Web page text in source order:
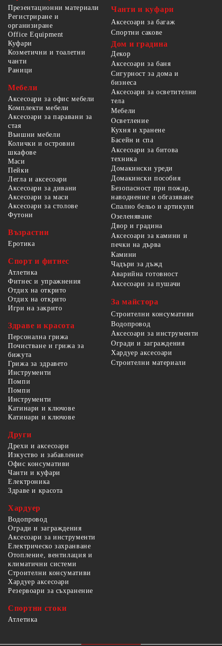
Презентационни материали
Регистриране и
организиране
Office Equipment
Чанти и куфари
Аксесоари за багаж
Спортни сакове
Куфари
Козметични и тоалетни
чанти
Раници
Мебели
Аксесоари за офис мебели
Комплекти мебели
Аксесоари за паравани за
стая
Външни мебели
Колички и островни
шкафове
Маси
Пейки
Легла и аксесоари
Аксесоари за дивани
Аксесоари за маси
Аксесоари за столове
Футони
Възрастни
Еротика
Спорт и фитнес
Атлетика
Фитнес и упражнения
Отдих на открито
Отдих на открито
Игри на закрито
Здраве и красота
Персонална грижа
Почистване и грижа за
бижута
Грижа за здравето
Дом и градина
Декор
Аксесоари за баня
Сигурност за дома и
бизнеса
Аксесоари за осветителни
тела
Мебели
Осветление
Кухня и хранене
Басейн и спа
Аксесоари за битова
техника
Домакински уреди
Домакински пособия
Безопасност при пожар,
наводнение и обгазяване
Спално бельо и артикули
Озеленяване
Двор и градина
Аксесоари за камини и
печки на дърва
Камини
Чадъри за дъжд
Аварийна готовност
Аксесоари за пушачи
За майстора
Строителни консумативи
Водопровод
Аксесоари за инструменти
Огради и заграждения
Хардуер аксесоари
Строителни материали
Инструменти
Помпи
Помпи
Инструменти
Катинари и ключове
Катинари и ключове
Други
Дрехи и аксесоари
Изкуство и забавление
Офис консумативи
Чанти и куфари
Електроника
Здраве и красота
Хардуер
Водопровод
Огради и заграждения
Аксесоари за инструменти
Електрическо захранване
Отопление, вентилация и
климатични системи
Строителни консумативи
Хардуер аксесоари
Резервоари за съхранение
Спортни стоки
Атлетика